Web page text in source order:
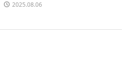
2025.08.06